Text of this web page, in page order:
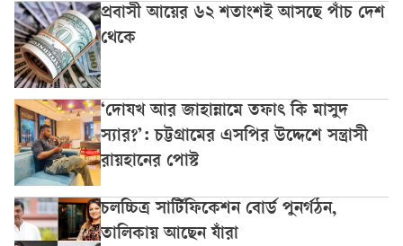
প্রবাসী আয়ের ৬২ শতাংশই আসছে পাঁচ দেশ
থেকে
‘দোযখ আর জাহান্নামে তফাৎ কি মাসুদ
স্যার?’: চট্টগ্রামের এসপির উদ্দেশে সন্ত্রাসী
রায়হানের পোস্ট
চলচ্চিত্র সার্টিফিকেশন বোর্ড পুনর্গঠন,
তালিকায় আছেন যাঁরা